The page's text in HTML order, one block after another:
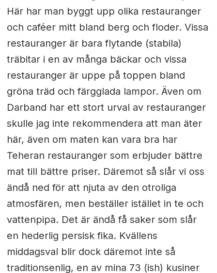
Här har man byggt upp olika restauranger
och caféer mitt bland berg och floder. Vissa
restauranger är bara flytande (stabila)
träbitar i en av många bäckar och vissa
restauranger är uppe på toppen bland
gröna träd och färgglada lampor. Även om
Darband har ett stort urval av restauranger
skulle jag inte rekommendera att man äter
här, även om maten kan vara bra har
Teheran restauranger som erbjuder bättre
mat till bättre priser. Däremot så slår vi oss
ändå ned för att njuta av den otroliga
atmosfären, men beställer istället in te och
vattenpipa. Det är ändå få saker som slår
en hederlig persisk fika. Kvällens
middagsval blir dock däremot inte så
traditionsenlig, en av mina 73 (ish) kusiner